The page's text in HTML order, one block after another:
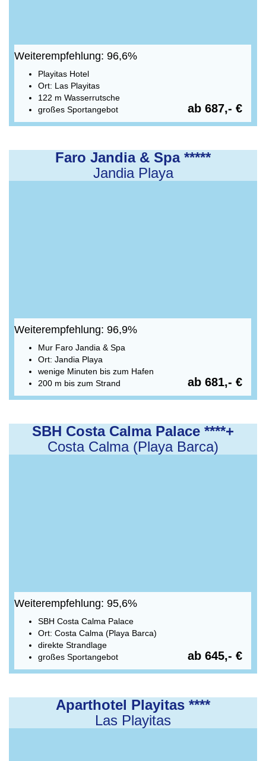
Weiterempfehlung: 96,6%
Playitas Hotel
Ort: Las Playitas
122 m Wasserrutsche
großes Sportangebot
ab 687,- €
Faro Jandia & Spa *****
Jandia Playa
Weiterempfehlung: 96,9%
Mur Faro Jandia & Spa
Ort: Jandia Playa
wenige Minuten bis zum Hafen
200 m bis zum Strand
ab 681,- €
SBH Costa Calma Palace ****+
Costa Calma (Playa Barca)
Weiterempfehlung: 95,6%
SBH Costa Calma Palace
Ort: Costa Calma (Playa Barca)
direkte Strandlage
großes Sportangebot
ab 645,- €
Aparthotel Playitas ****
Las Playitas